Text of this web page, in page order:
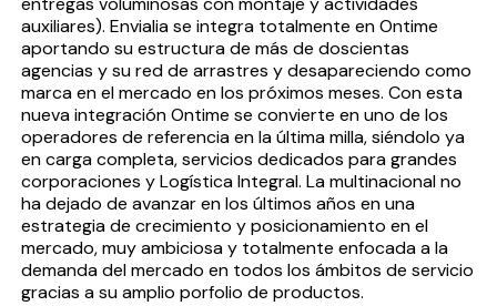
auxiliares). Envialia se integra totalmente en Ontime
aportando su estructura de más de doscientas
agencias y su red de arrastres y desapareciendo como
marca en el mercado en los próximos meses. Con esta
nueva integración Ontime se convierte en uno de los
operadores de referencia en la última milla, siéndolo ya
en carga completa, servicios dedicados para grandes
corporaciones y Logística Integral. La multinacional no
ha dejado de avanzar en los últimos años en una
estrategia de crecimiento y posicionamiento en el
mercado, muy ambiciosa y totalmente enfocada a la
demanda del mercado en todos los ámbitos de servicio
gracias a su amplio porfolio de productos.